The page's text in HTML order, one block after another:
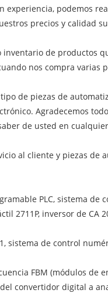
experiencia, podemos
precios y calidad
de productos
nos compra varias
de piezas de
Agradecemos
de usted en
al cliente y piezas
PLC, sistema de
2711P, inversor de CA
sistema de control
FBM (módulos
convertidor digital a